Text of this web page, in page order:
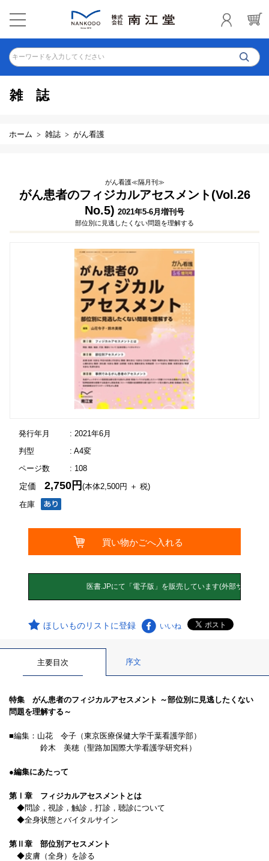
キーワードを入力してください
雑誌
ホーム 雑誌 がん看護
がん看護≪隔月刊≫
がん患者のフィジカルアセスメント(Vol.26
No.5) 2021年5-6月増刊号
部位別に見逃したくない問題を理解する
発行年月
: 2021年6月
判型
: A4変
ページ数
: 108
在庫
定価2,750円(本体2,500円 ＋ 税)
ほしいものリストに登録 いいね
主要目次 序文
特集 がん患者のフィジカルアセスメント ～部位別に見逃したくない
問題を理解する～
■編集：山花 令子（東京医療保健大学千葉看護学部）
鈴木 美穂（聖路加国際大学看護学研究科）
●編集にあたって
第Ⅰ章 フィジカルアセスメントとは
◆問診，視診，触診，打診，聴診について
◆全身状態とバイタルサイン
第Ⅱ章 部位別アセスメント
◆皮膚（全身）を診る